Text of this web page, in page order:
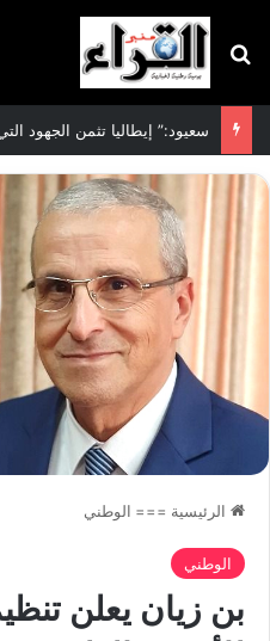
بحث عن
الرئيسية === الوطني
الوطني
بن زيان يعلن